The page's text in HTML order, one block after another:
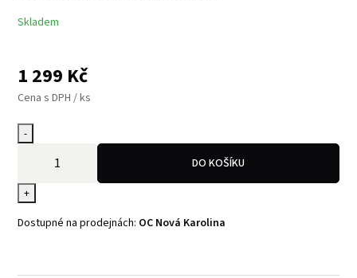
Skladem
1 299 Kč
Cena s DPH / ks
-
+
DO KOŠÍKU
Dostupné na prodejnách: OC Nová Karolina